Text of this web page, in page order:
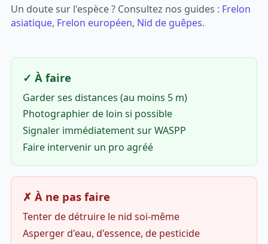
Un doute sur l'espèce ? Consultez nos guides : Frelon
asiatique, Frelon européen, Nid de guêpes.
✓ À faire
Garder ses distances (au moins 5 m)
Photographier de loin si possible
Signaler immédiatement sur WASPP
Faire intervenir un pro agréé
✗ À ne pas faire
Tenter de détruire le nid soi-même
Asperger d'eau, d'essence, de pesticide